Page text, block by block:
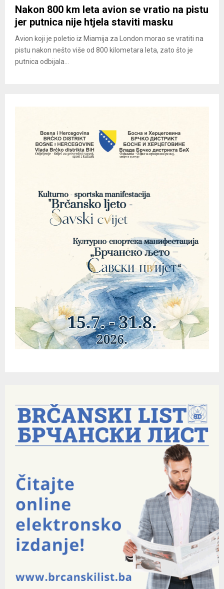
Nakon 800 km leta avion se vratio na pistu
jer putnica nije htjela staviti masku
Avion koji je poletio iz Miamija za London morao se vratiti na
pistu nakon nešto više od 800 kilometara leta, zato što je
putnica odbijala...